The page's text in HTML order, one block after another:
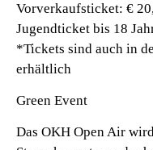
Vorverkaufsticket: €
Jugendticket bis 18
*Tickets sind auch in
erhältlich
Green Event
Das OKH Open Air